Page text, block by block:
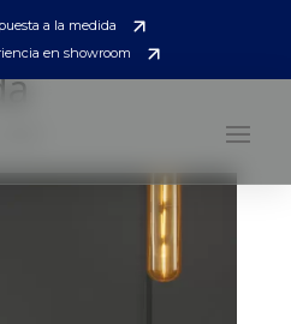
a la medida
en showroom